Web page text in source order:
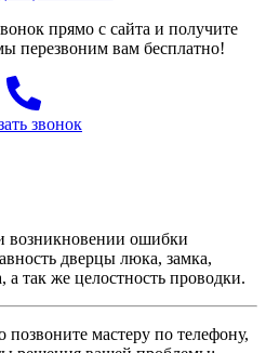
прямо с сайта и получите
перезвоним вам бесплатно!
звонок
возникновении ошибки
дверцы люка, замка,
так же целостность проводки.
мастеру по телефону,